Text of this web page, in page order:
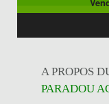
A PROPOS
PARADOU